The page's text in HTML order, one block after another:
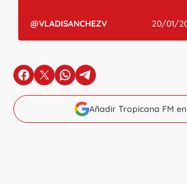
@VLADISANCHEZV 20/01/
en Facebook
en Xen Whatsapp
en Telegram
Añadir Tropicana FM